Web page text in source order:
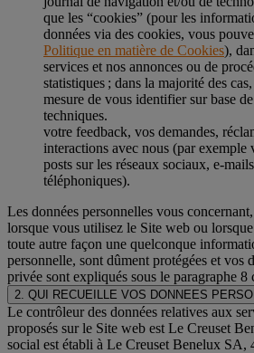
que les “cookies” (pour les
données via des cookies, vous
Politique en matière de Cookies),
services et nos annonces ou de
statistiques ; dans la majorité des
mesure de vous identifier sur base
techniques.
votre feedback, vos demandes,
interactions avec nous (par exemple
posts sur les réseaux sociaux, e-
téléphoniques).
Les données personnelles vous
lorsque vous utilisez le Site web ou
toute autre façon une quelconque
personnelle, sont dûment protégées et vos
privée sont expliqués sous le paragraphe 8
2. QUI RECUEILLE VOS DONNEES
Le contrôleur des données relatives aux
proposés sur le Site web est Le Creuset
social est établi à Le Creuset Benelux SA,